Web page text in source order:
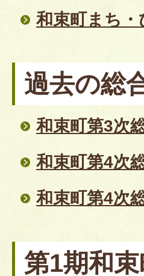
和束町まち
過去の総
和束町第3次
和束町第4次
和束町第4次
第1期和